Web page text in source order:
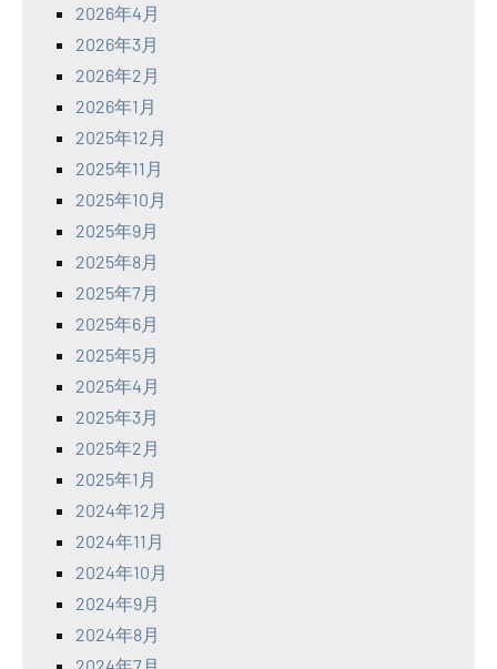
2026年4月
2026年3月
2026年2月
2026年1月
2025年12月
2025年11月
2025年10月
2025年9月
2025年8月
2025年7月
2025年6月
2025年5月
2025年4月
2025年3月
2025年2月
2025年1月
2024年12月
2024年11月
2024年10月
2024年9月
2024年8月